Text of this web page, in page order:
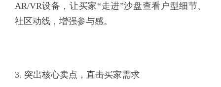
AR/VR设备，让买家“走进”沙盘查看户型细节、
社区动线，增强参与感。
3. 突出核心卖点，直击买家需求